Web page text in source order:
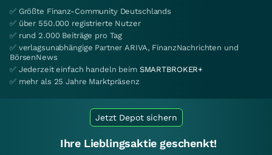
✅ Größte Finanz-Community Deutschlands
✅ über 550.000 registrierte Nutzer
✅ rund 2.000 Beiträge pro Tag
✅ verlagsunabhängige Partner ARIVA, FinanzNachrichten und
BörsenNews
✅ Jederzeit einfach handeln beim SMARTBROKER+
✅ mehr als 25 Jahre Marktpräsenz
Jetzt Depot sichern
Ihre Lieblingsaktie geschenkt!